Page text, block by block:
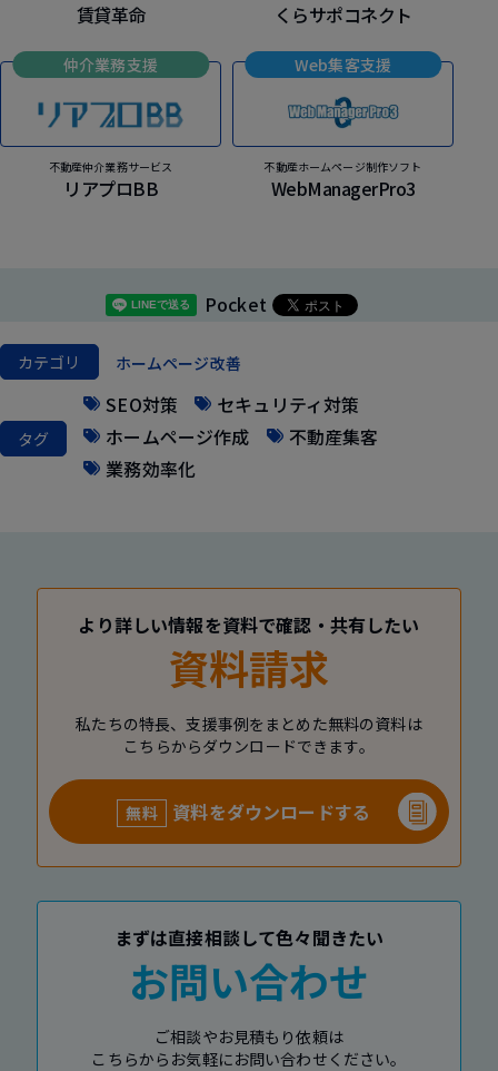
賃貸革命 くらサポコネクト
仲介業務支援
不動産仲介業務サービス
リアプロBB
Web集客支援
不動産ホームページ制作ソフト
WebManagerPro3
Pocket
カテゴリ ホームページ改善
タグ
SEO対策
セキュリティ対策
ホームページ作成
不動産集客
業務効率化
より詳しい情報を資料で確認・共有したい
資料請求
私たちの特長、支援事例をまとめた無料の資料は
こちらからダウンロードできます。
無料 資料をダウンロードする
まずは直接相談して色々聞きたい
お問い合わせ
ご相談やお見積もり依頼は
こちらからお気軽にお問い合わせください。